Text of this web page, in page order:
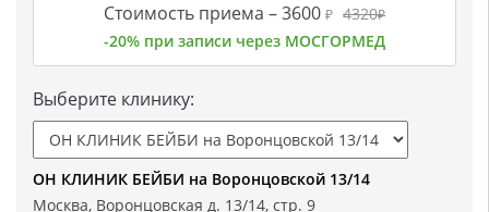
Стоимость приема –3600 ₽ 4320₽
-20% при записи через МОСГОРМЕД
Выберите клинику:
ОН КЛИНИК БЕЙБИ на Воронцовской 13/14
Москва, Воронцовская д. 13/14, стр. 9